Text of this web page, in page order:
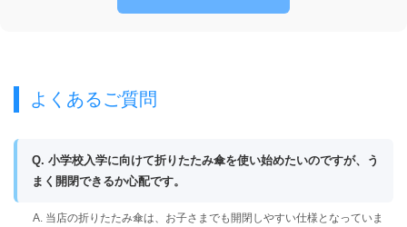
よくあるご質問
Q. 小学校入学に向けて折りたたみ傘を使い始めたいのですが、う
まく開閉できるか心配です。
A. 当店の折りたたみ傘は、お子さまでも開閉しやすい仕様となっていま